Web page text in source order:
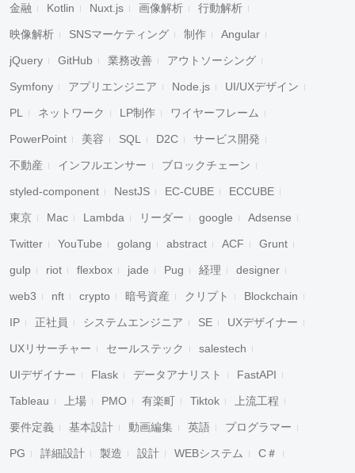
金融 Kotlin Nuxt.js 画像解析 行動解析
映像解析 SNSマーケティング 制作 Angular
jQuery GitHub 業務改善 アウトソーシング
Symfony アプリエンジニア Node.js UI/UXデザイン
PL ネットワーク LP制作 ワイヤーフレーム
PowerPoint 美容 SQL D2C サービス開発
不動産 インフルエンサー ブロックチェーン
styled-component NestJS EC-CUBE ECCUBE
東京 Mac Lambda リーダー google Adsense
Twitter YouTube golang abstract ACF Grunt
gulp riot flexbox jade Pug 経理 designer
web3 nft crypto 暗号資産 クリプト Blockchain
IP 正社員 システムエンジニア SE UXデザイナー
UXリサーチャー セールステック salestech
UIデザイナー Flask データアナリスト FastAPI
Tableau 上場 PMO 有楽町 Tiktok 上流工程
要件定義 基本設計 動画編集 英語 プログラマー
PG 詳細設計 製造 設計 WEBシステム C＃